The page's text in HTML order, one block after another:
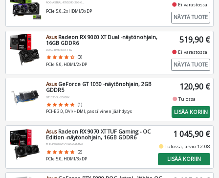
ROG-ASTRAL-RTX5090-32G-GAMING
PCIe 5.0, 2xHDMI/3xDP
fiber_manual_record Ei varastossa
NÄYTÄ TUOTE
AsusRadeon RX 9060 XT Dual -näytönohjain,
16GB GDDR6
DUAL-RX9060XT-16G
star star star star star_half (3)
PCIe 5.0, HDMI/2xDP
519,90 €
fiber_manual_record Ei varastossa
NÄYTÄ TUOTE
AsusGeForce GT 1030 -näytönohjain, 2GB
GDDR5
GT1030-SL-2G-BRK
star star star star star (1)
PCI-E 3.0, DVI/HDMI, passiivinen jäähdytys
120,90 €
fiber_manual_recordTulossa
LISÄÄ KORIIN
AsusRadeon RX 9070 XT TUF Gaming - OC
Edition -näytönohjain, 16GB GDDR6
TUF-RX9070XT-O16G-GAMING
star star star star star (2)
PCIe 5.0, HDMI/3xDP
1 045,90 €
fiber_manual_recordTulossa, arvio 12.08
LISÄÄ KORIIN